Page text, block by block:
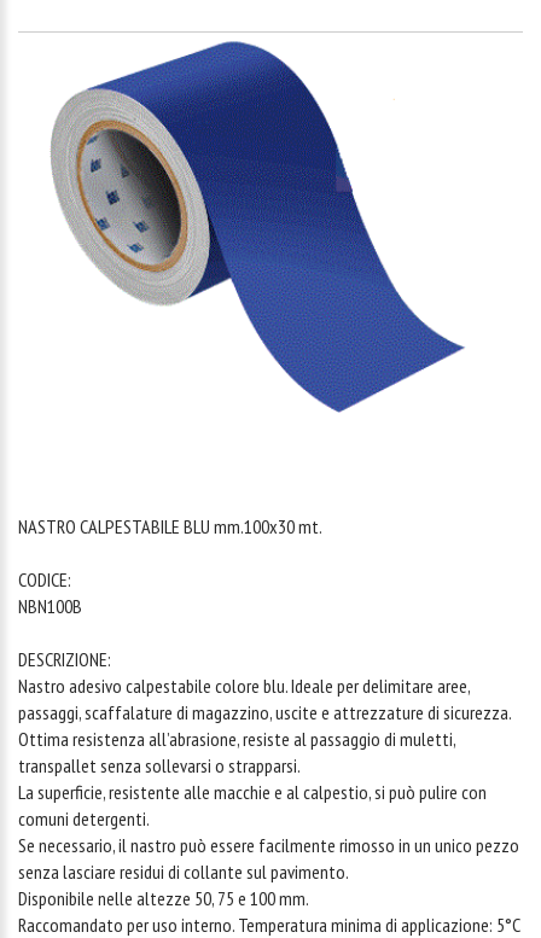
NASTRO CALPESTABILE BLU mm.100x30 mt.
CODICE:
NBN100B
DESCRIZIONE:
Nastro adesivo calpestabile colore blu. Ideale per delimitare aree,
passaggi, scaffalature di magazzino, uscite e attrezzature di sicurezza.
Ottima resistenza all’abrasione, resiste al passaggio di muletti,
transpallet senza sollevarsi o strapparsi.
La superficie, resistente alle macchie e al calpestio, si può pulire con
comuni detergenti.
Se necessario, il nastro può essere facilmente rimosso in un unico pezzo
senza lasciare residui di collante sul pavimento.
Disponibile nelle altezze 50, 75 e 100 mm.
Raccomandato per uso interno. Temperatura minima di applicazione: 5°C